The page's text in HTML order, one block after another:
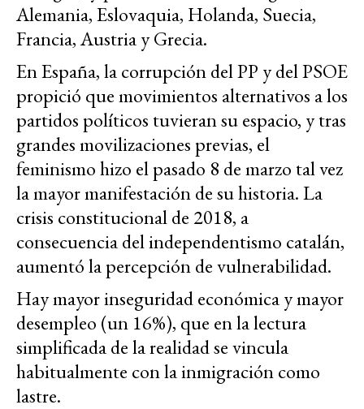
Alemania, Eslovaquia, Holanda, Suecia,
Francia, Austria y Grecia.
En España, la corrupción del PP y del PSOE
propició que movimientos alternativos a los
partidos políticos tuvieran su espacio, y tras
grandes movilizaciones previas, el
feminismo hizo el pasado 8 de marzo tal vez
la mayor manifestación de su historia. La
crisis constitucional de 2018, a
consecuencia del independentismo catalán,
aumentó la percepción de vulnerabilidad.
Hay mayor inseguridad económica y mayor
desempleo (un 16%), que en la lectura
simplificada de la realidad se vincula
habitualmente con la inmigración como
lastre.